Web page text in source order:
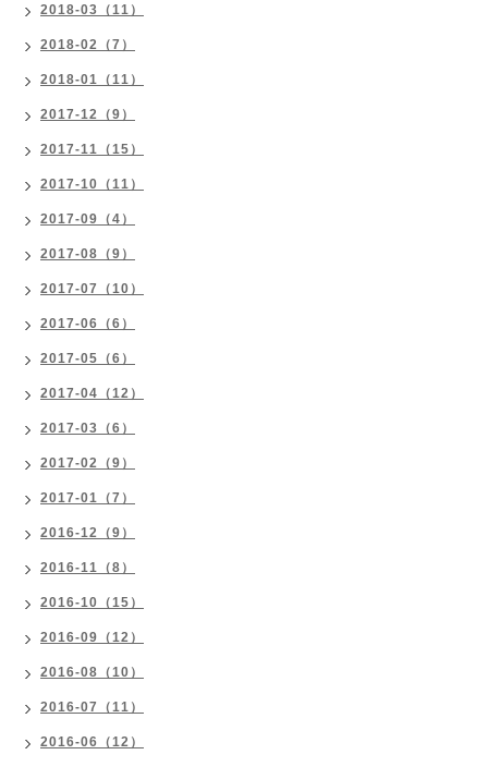
2018-03（11）
2018-02（7）
2018-01（11）
2017-12（9）
2017-11（15）
2017-10（11）
2017-09（4）
2017-08（9）
2017-07（10）
2017-06（6）
2017-05（6）
2017-04（12）
2017-03（6）
2017-02（9）
2017-01（7）
2016-12（9）
2016-11（8）
2016-10（15）
2016-09（12）
2016-08（10）
2016-07（11）
2016-06（12）